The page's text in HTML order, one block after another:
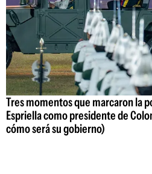
Tres momentos que marcaron la
Espriella como presidente de
cómo será su gobierno)